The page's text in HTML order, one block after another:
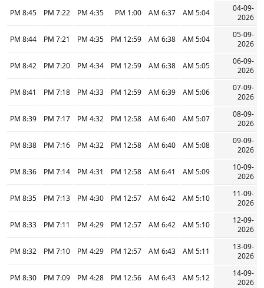
04-09-
2026
5:04 AM
6:37 AM
1:00 PM
4:35 PM
7:22 PM
8:45 PM
05-09-
2026
5:04 AM
6:38 AM
12:59 PM
4:35 PM
7:21 PM
8:44 PM
06-09-
2026
5:05 AM
6:38 AM
12:59 PM
4:34 PM
7:20 PM
8:42 PM
07-09-
2026
5:06 AM
6:39 AM
12:59 PM
4:33 PM
7:18 PM
8:41 PM
08-09-
2026
5:07 AM
6:40 AM
12:58 PM
4:32 PM
7:17 PM
8:39 PM
09-09-
2026
5:08 AM
6:40 AM
12:58 PM
4:32 PM
7:16 PM
8:38 PM
10-09-
2026
5:09 AM
6:41 AM
12:58 PM
4:31 PM
7:14 PM
8:36 PM
11-09-
2026
5:10 AM
6:42 AM
12:57 PM
4:30 PM
7:13 PM
8:35 PM
12-09-
2026
5:10 AM
6:42 AM
12:57 PM
4:29 PM
7:11 PM
8:33 PM
13-09-
2026
5:11 AM
6:43 AM
12:57 PM
4:29 PM
7:10 PM
8:32 PM
14-09-
2026
5:12 AM
6:43 AM
12:56 PM
4:28 PM
7:09 PM
8:30 PM